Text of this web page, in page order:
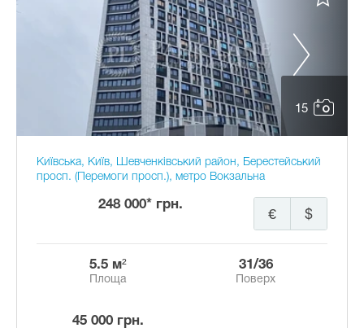
15
Київська, Київ, Шевченківський район, Берестейський
просп. (Перемоги просп.), метро Вокзальна
248 000* грн.
$
€
5.5 м²
Площа
31/36
Поверх
45 000 грн.